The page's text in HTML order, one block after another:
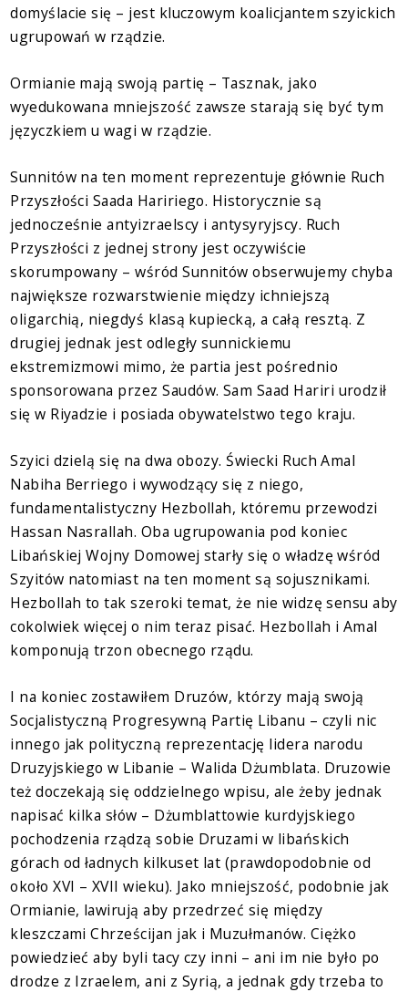
domyślacie się – jest kluczowym koalicjantem szyickich
ugrupowań w rządzie.
Ormianie mają swoją partię – Tasznak, jako
wyedukowana mniejszość zawsze starają się być tym
języczkiem u wagi w rządzie.
Sunnitów na ten moment reprezentuje głównie Ruch
Przyszłości Saada Haririego. Historycznie są
jednocześnie antyizraelscy i antysyryjscy. Ruch
Przyszłości z jednej strony jest oczywiście
skorumpowany – wśród Sunnitów obserwujemy chyba
największe rozwarstwienie między ichniejszą
oligarchią, niegdyś klasą kupiecką, a całą resztą. Z
drugiej jednak jest odległy sunnickiemu
ekstremizmowi mimo, że partia jest pośrednio
sponsorowana przez Saudów. Sam Saad Hariri urodził
się w Riyadzie i posiada obywatelstwo tego kraju.
Szyici dzielą się na dwa obozy. Świecki Ruch Amal
Nabiha Berriego i wywodzący się z niego,
fundamentalistyczny Hezbollah, któremu przewodzi
Hassan Nasrallah. Oba ugrupowania pod koniec
Libańskiej Wojny Domowej starły się o władzę wśród
Szyitów natomiast na ten moment są sojusznikami.
Hezbollah to tak szeroki temat, że nie widzę sensu aby
cokolwiek więcej o nim teraz pisać. Hezbollah i Amal
komponują trzon obecnego rządu.
I na koniec zostawiłem Druzów, którzy mają swoją
Socjalistyczną Progresywną Partię Libanu – czyli nic
innego jak polityczną reprezentację lidera narodu
Druzyjskiego w Libanie – Walida Dżumblata. Druzowie
też doczekają się oddzielnego wpisu, ale żeby jednak
napisać kilka słów – Dżumblattowie kurdyjskiego
pochodzenia rządzą sobie Druzami w libańskich
górach od ładnych kilkuset lat (prawdopodobnie od
około XVI – XVII wieku). Jako mniejszość, podobnie jak
Ormianie, lawirują aby przedrzeć się między
kleszczami Chrześcijan jak i Muzułmanów. Ciężko
powiedzieć aby byli tacy czy inni – ani im nie było po
drodze z Izraelem, ani z Syrią, a jednak gdy trzeba to